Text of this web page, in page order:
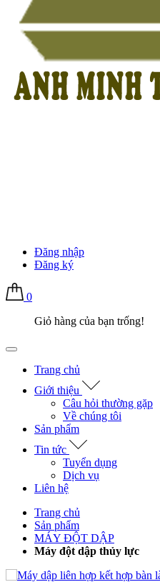
Đăng nhập
Đăng ký
0
Giỏ hàng của bạn trống!
Trang chủ
Giới thiệu
Câu hỏi thường gặp
Về chúng tôi
Sản phẩm
Tin tức
Tuyển dụng
Dịch vụ
Liên hệ
Trang chủ
Sản phẩm
MÁY ĐỘT DẬP
Máy đột dập thủy lực